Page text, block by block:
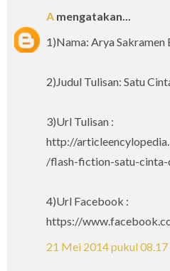
A mengatakan...
1)Nama: Arya Sakramen
2)Judul Tulisan: Satu
3)Url Tulisan :
http://
/flash-fiction-satu-cinta-
4)Url Facebook :
https://
21 Mei 2014 pukul 08.17